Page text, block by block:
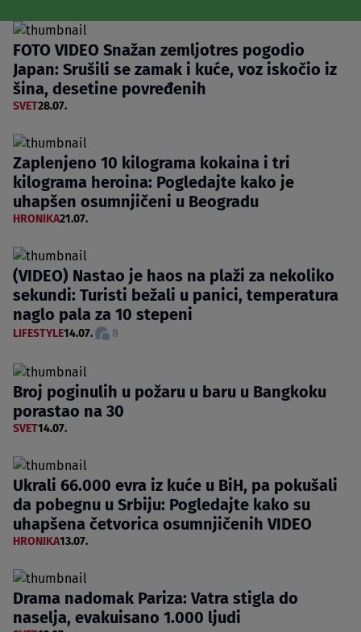
FOTO VIDEO Snažan zemljotres pogodio
Japan: Srušili se zamak i kuće, voz iskočio iz
šina, desetine povređenih
SVET28.07.
Zaplenjeno 10 kilograma kokaina i tri
kilograma heroina: Pogledajte kako je
uhapšen osumnjičeni u Beogradu
HRONIKA21.07.
(VIDEO) Nastao je haos na plaži za nekoliko
sekundi: Turisti bežali u panici, temperatura
naglo pala za 10 stepeni
LIFESTYLE14.07. 8
Broj poginulih u požaru u baru u Bangkoku
porastao na 30
SVET14.07.
Ukrali 66.000 evra iz kuće u BiH, pa pokušali
da pobegnu u Srbiju: Pogledajte kako su
uhapšena četvorica osumnjičenih VIDEO
HRONIKA13.07.
Drama nadomak Pariza: Vatra stigla do
naselja, evakuisano 1.000 ljudi